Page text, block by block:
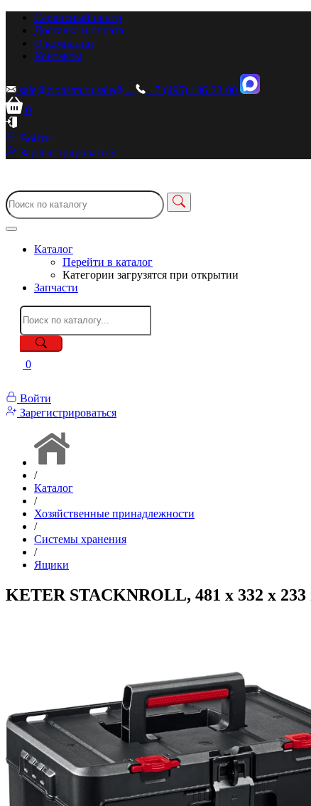
Сервисный центр
Доставка и оплата
О компании
Контакты
sale@zionstm.ru sale@...
+7 (495) 136-23-00
0
Войти
Зарегистрироваться
Каталог
Перейти в каталог
Категории загрузятся при открытии
Запчасти
0
Войти
Зарегистрироваться
/
Каталог
/
Хозяйственные принадлежности
/
Системы хранения
/
Ящики
KETER STACKNROLL, 481 х 332 х